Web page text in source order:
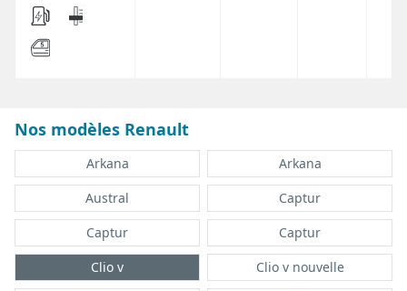
Nos modèles Renault
Arkana
Arkana
Austral
Captur
Captur
Captur
Clio v
Clio v nouvelle